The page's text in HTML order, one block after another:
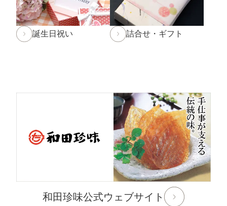
2024年8月30日 大感謝祭「秋のうまいもん」開催中！
2024年8月27日 【和田珍味本店・福乃和からのお知ら
せ[訂正]】
なお、台風の進路によっては29日(木)・30日(金)の営業
時間を変更する場合がございます。
ご来店予定の方は随時お知らせをご確認頂けますと幸い
2024年7月30日 【お盆期間の発送に関するご案内】
お盆休みに伴い、下記の期間中はお荷物のご到着日とし
あらかじめご了承ください。
対象期間：2024年8月12日(月)～8月20日(火)
誕生日祝い 詰合せ・ギフト
和田珍味公式ウェブサイト